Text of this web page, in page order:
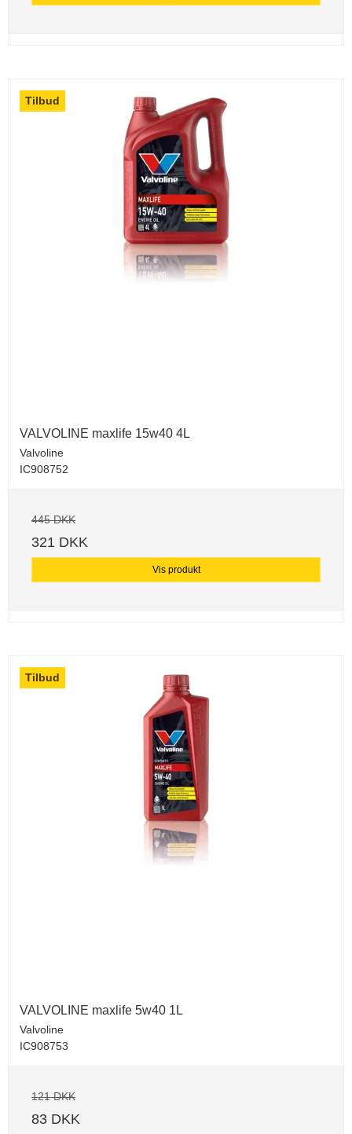
Tilbud
VALVOLINE maxlife 15w40 4L
Valvoline
IC908752
445 DKK
321 DKK
Vis produkt
Tilbud
VALVOLINE maxlife 5w40 1L
Valvoline
IC908753
121 DKK
83 DKK